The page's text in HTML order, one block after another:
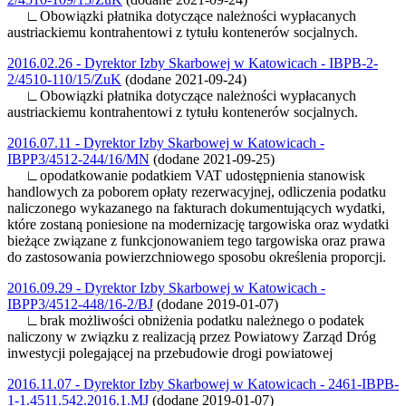
∟Obowiązki płatnika dotyczące należności wypłacanych
austriackiemu kontrahentowi z tytułu kontenerów socjalnych.
2016.02.26 - Dyrektor Izby Skarbowej w Katowicach - IBPB-2-
2/4510-110/15/ZuK (dodane 2021-09-24)
∟Obowiązki płatnika dotyczące należności wypłacanych
austriackiemu kontrahentowi z tytułu kontenerów socjalnych.
2016.07.11 - Dyrektor Izby Skarbowej w Katowicach -
IBPP3/4512-244/16/MN (dodane 2021-09-25)
∟opodatkowanie podatkiem VAT udostępnienia stanowisk
handlowych za poborem opłaty rezerwacyjnej, odliczenia podatku
naliczonego wykazanego na fakturach dokumentujących wydatki,
które zostaną poniesione na modernizację targowiska oraz wydatki
bieżące związane z funkcjonowaniem tego targowiska oraz prawa
do zastosowania powierzchniowego sposobu określenia proporcji.
2016.09.29 - Dyrektor Izby Skarbowej w Katowicach -
IBPP3/4512-448/16-2/BJ (dodane 2019-01-07)
∟brak możliwości obniżenia podatku należnego o podatek
naliczony w związku z realizacją przez Powiatowy Zarząd Dróg
inwestycji polegającej na przebudowie drogi powiatowej
2016.11.07 - Dyrektor Izby Skarbowej w Katowicach - 2461-IBPB-
1-1.4511.542.2016.1.MJ (dodane 2019-01-07)